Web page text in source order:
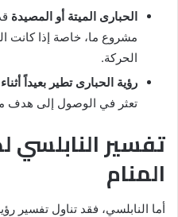
الحبارى الميتة أو المصيدة
مشروع ما، خاصة إذا كانت
الحركة.
رؤية الحبارى تطير بعيداً
تعثر في الوصول إلى هدف
تفسير النابلسي
المنام
أما النابلسي، فقد تناول تفسير